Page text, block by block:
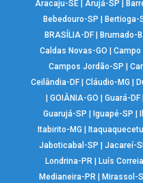
Aracaju-SE |Arujá-SP
Bebedouro-SP
Bertioga-
BRASÍLIA-DF| Brumado-
Caldas Novas-GO
|Campo
Campos Jordão-SP
Ceilândia-DF| Cláudio-MG
GOIÂNIA-GO Guará-DF|
Guarujá-SP
Iguapé-SP
Itabirito-MG
Jaboticabal-SP
Jacareí-
Londrina-PR| Luís
Medianeira-PR
Mirassol-